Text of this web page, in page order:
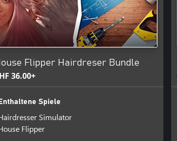
Kaufe deinen Salon und
die Zufriedenheit deiner
neue Produkte für den
verdienst du. Ruhe dich nicht
Flipper Hairdreser Bundle
36.00+
Enthaltene Spiele
Simulator
Flipper